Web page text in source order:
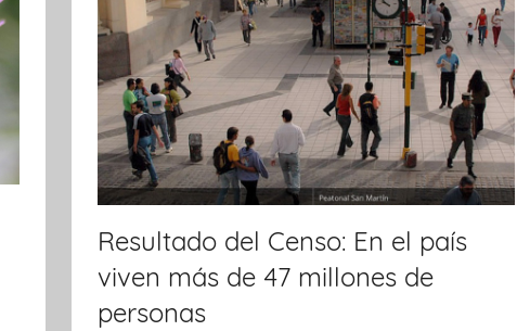
Resultado del Censo: En el país
viven más de 47 millones de
personas